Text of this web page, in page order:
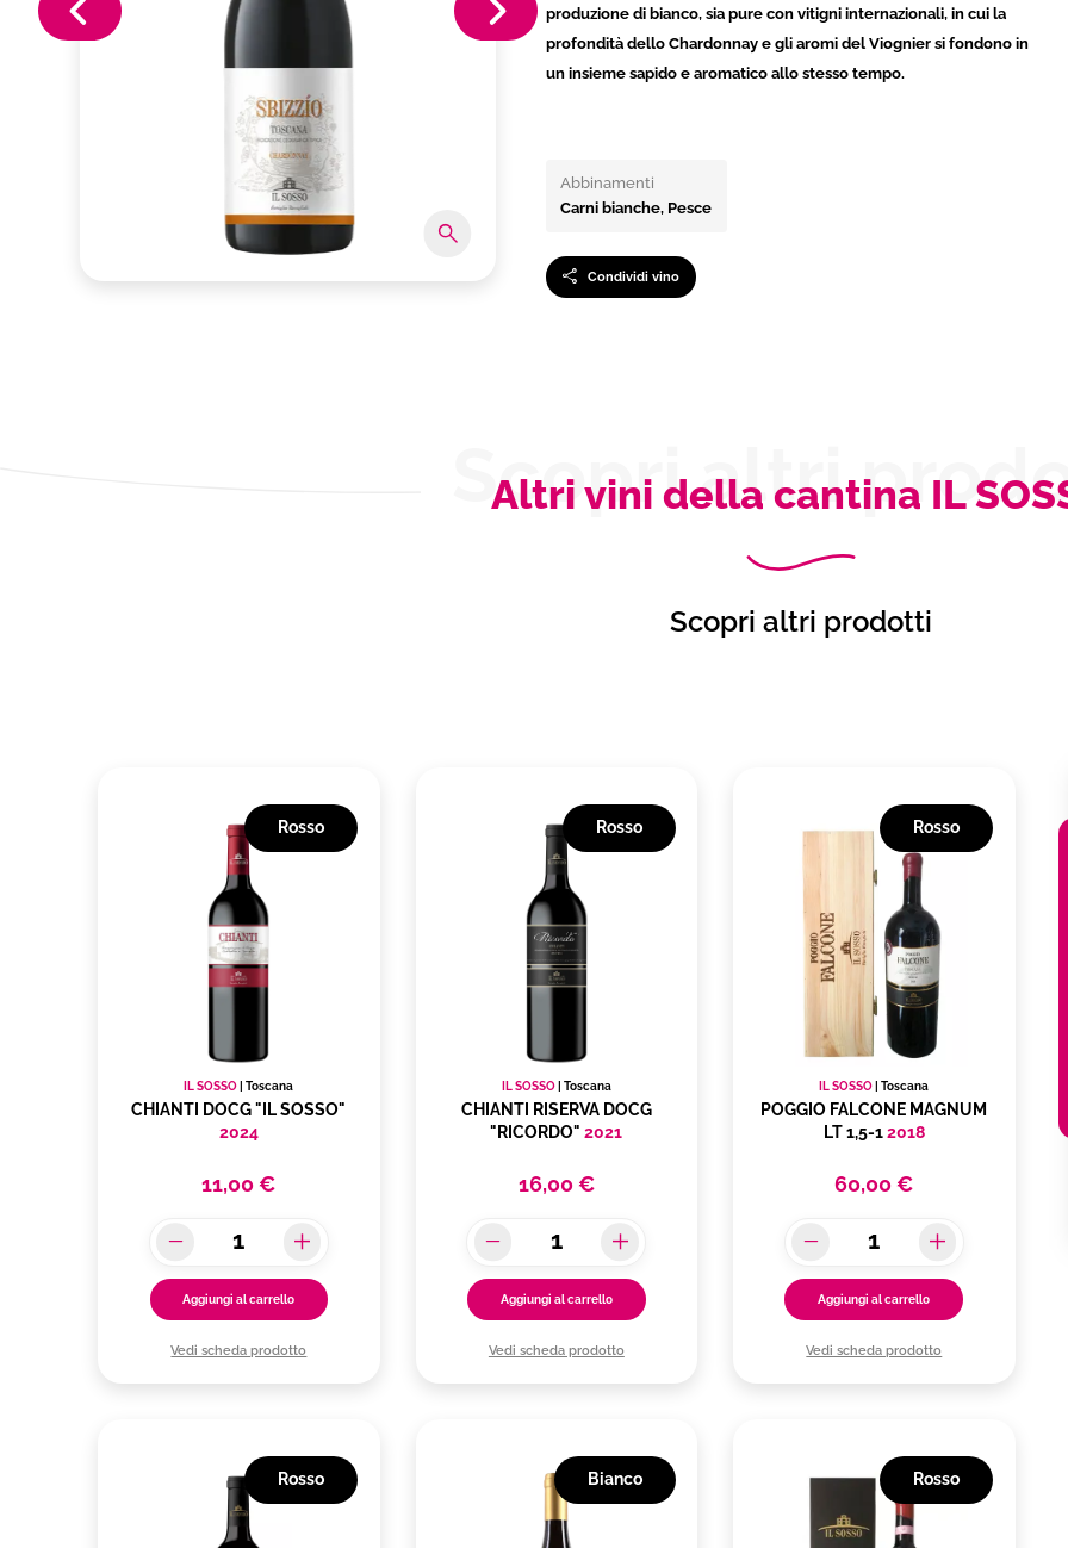
produzione di bianco, sia pure con vitigni internazionali, in cui la
profondità dello Chardonnay e gli aromi del Viognier si fondono in
un insieme sapido e aromatico allo stesso tempo.
Abbinamenti
Carni bianche, Pesce
Condividi vino
Scopri altri
Altri vini della cantina IL
Scopri altri prodotti
Rosso
IL SOSSO |Toscana
CHIANTI DOCG "IL SOSSO"
2024
11,00 €
Aggiungi al carrello
Vedi scheda prodotto
Rosso
IL SOSSO| Toscana
CHIANTI RISERVA DOCG
"RICORDO"2021
16,00 €
Aggiungi al carrello
Vedi scheda prodotto
Rosso
IL SOSSO |Toscana
POGGIO FALCONE MAGNUM
LT 1,5-12018
60,00 €
Aggiungi al carrello
Vedi scheda prodotto
Rosso Bianco Rosso